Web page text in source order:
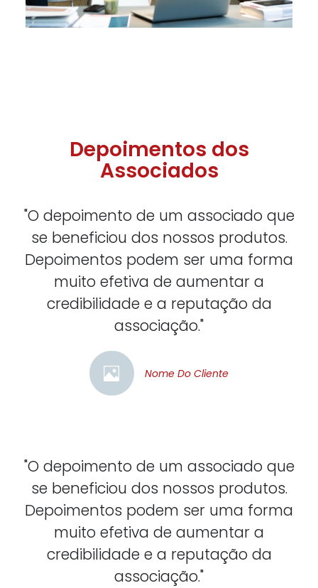
Depoimentos dos
Associados
"O depoimento de um associado que
se beneficiou dos nossos produtos.
Depoimentos podem ser uma forma
muito efetiva de aumentar a
credibilidade e a reputação da
associação."
Nome Do Cliente
"O depoimento de um associado que
se beneficiou dos nossos produtos.
Depoimentos podem ser uma forma
muito efetiva de aumentar a
credibilidade e a reputação da
associação."